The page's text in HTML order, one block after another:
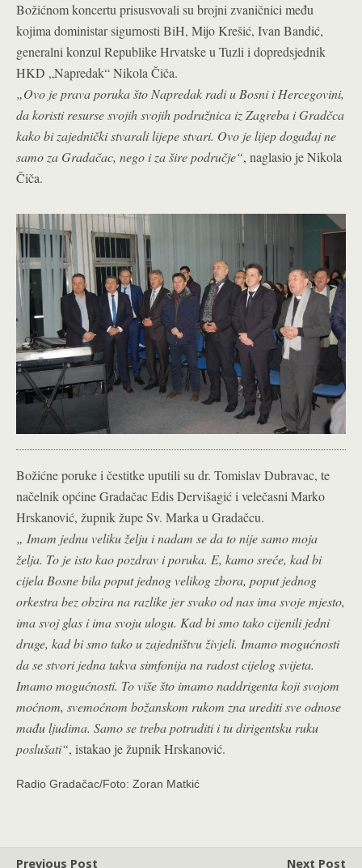
Božićnom koncertu prisusvovali su brojni zvaničnici među
kojima doministar sigurnosti BiH, Mijo Krešić, Ivan Bandić,
generalni konzul Republike Hrvatske u Tuzli i dopredsjednik
HKD „Napredak“ Nikola Čiča.
„Ovo je prava poruka što Napredak radi u Bosni i Hercegovini,
da koristi resurse svojih svojih podružnica iz Zagreba i Gradčca
kako bi zajednički stvarali lijepe stvari. Ovo je lijep događaj ne
samo za Gradačac, nego i za šire područje“, naglasio je Nikola
Čiča.
Božićne poruke i čestitke uputili su dr. Tomislav Dubravac, te
načelnik općine Gradačac Edis Dervišagić i velečasni Marko
Hrskanović, župnik župe Sv. Marka u Gradačcu.
„ Imam jednu veliku želju i nadam se da to nije samo moja
želja. To je isto kao pozdrav i poruka. E, kamo sreće, kad bi
cijela Bosne bila poput jednog velikog zbora, poput jednog
orkestra bez obzira na razlike jer svako od nas ima svoje mjesto,
ima svoj glas i ima svoju ulogu. Kad bi smo tako cijenili jedni
druge, kad bi smo tako u zajedništvu živjeli. Imamo mogućnosti
da se stvori jedna takva simfonija na radost cijelog svijeta.
Imamo mogućnosti. To više što imamo naddrigenta koji svojom
moćnom, svemoćnom božanskom rukom zna urediti sve odnose
mađu ljudima. Samo se treba potruditi i tu dirigentsku ruku
poslušati“, istakao je župnik Hrskanović.
Radio Gradačac/Foto: Zoran Matkić
Previous Post Next Post